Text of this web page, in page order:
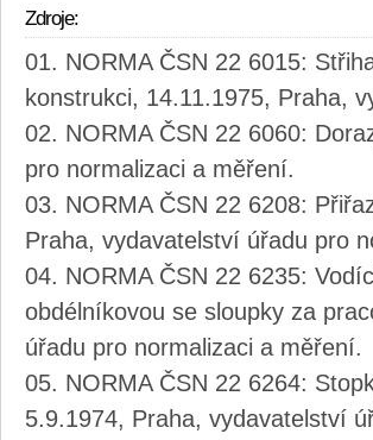
Zdroje:
NORMA ČSN 22 6015:
konstrukci, 14.11.1975, Praha,
NORMA ČSN 22 6060:
pro normalizaci a měření.
NORMA ČSN 22 6208:
Praha, vydavatelství úřadu pro
NORMA ČSN 22 6235:
obdélníkovou se sloupky za
úřadu pro normalizaci a měření.
NORMA ČSN 22 6264:
5.9.1974, Praha, vydavatelství